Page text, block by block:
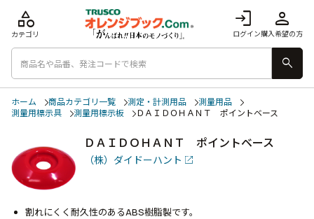
login
ログイン
person
購入希望の方
category
カテゴリ
search
ホーム 商品カテゴリ一覧 測定・計測用品
測量用品
測量用標示具
測量用標示板 ＤＡＩＤＯＨＡＮＴ ポイントベース
ＤＡＩＤＯＨＡＮＴ ポイントベース
（株）ダイドーハント
割れにくく耐久性のあるABS樹脂製です。